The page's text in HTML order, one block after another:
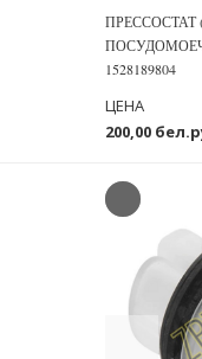
1528189804
200,00
ЦЕНА